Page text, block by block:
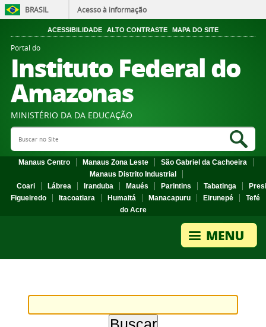
BRASIL Acesso à informação
ACESSIBILIDADE ALTO CONTRASTE MAPA DO SITE
Portal do
Instituto Federal do
Amazonas
MINISTÉRIO DA DA EDUCAÇÃO
Search Site
Manaus Centro Manaus Zona Leste
São Gabriel da Cachoeira
Manaus Distrito Industrial
Coari
Lábrea Iranduba Maués Parintins Tabatinga
Figueiredo
Itacoatiara Humaitá Manacapuru Eirunepé
Tefé
do Acre